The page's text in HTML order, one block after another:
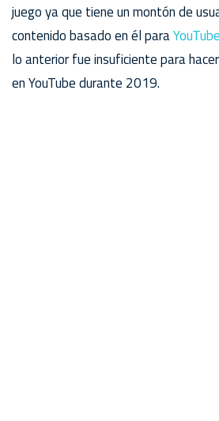
juego ya que tiene un montón de
contenido basado en él paraYouTube
lo anterior fue insuficiente para
en YouTube durante 2019.